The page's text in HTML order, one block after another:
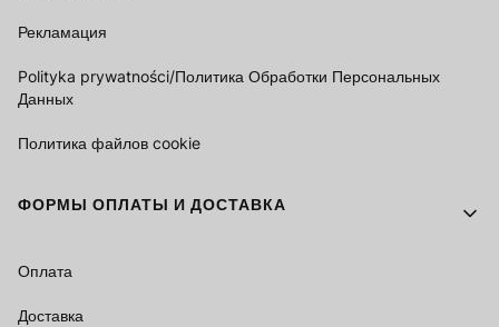
Рекламация
Polityka prywatności/Политика Обработки Персональных
Данных
Политика файлов cookie
ФОРМЫ ОПЛАТЫ И ДОСТАВКА
Оплата
Доставка